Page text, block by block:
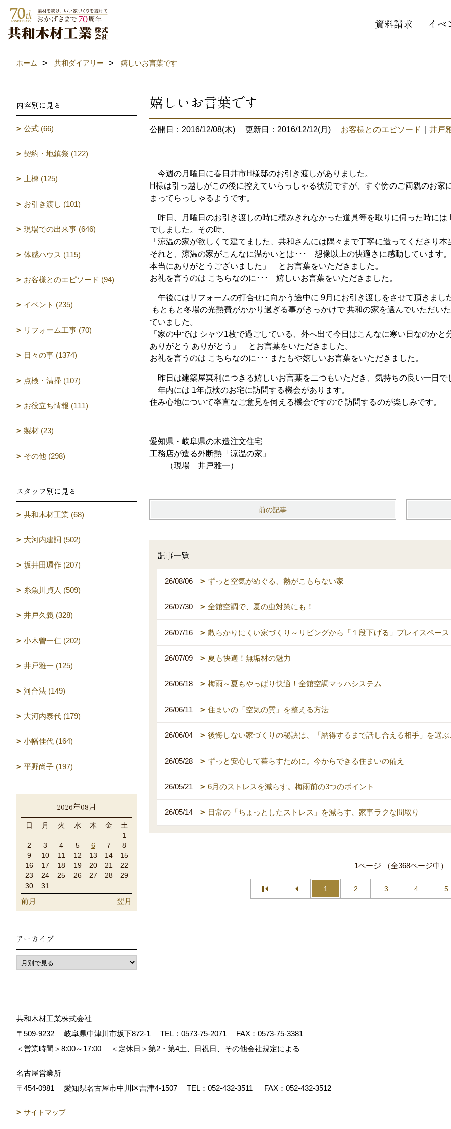
資料請求 イベ
ホーム 共和ダイアリー 嬉しいお言葉です
嬉しいお言葉です
公開日：2016/12/08(木) 更新日：2016/12/12(月) お客様とのエピソード 井戸
今週の月曜日に春日井市H様邸のお引き渡しがありました。
H様は引っ越しがこの後に控えていらっしゃる状況ですが、すぐ傍のご両親のお
まってらっしゃるようです。
昨日、月曜日のお引き渡しの時に積みきれなかった道具等を取りに伺った時に
でしました。その時、
「涼温の家が欲しくて建てました、共和さんには隅々まで丁寧に造ってくださり
それと、涼温の家がこんなに温かいとは･･･ 想像以上の快適さに感動しています。
本当にありがとうございました」 とお言葉をいただきました。
お礼を言うのは こちらなのに･･･ 嬉しいお言葉をいただきました。
午後にはリフォームの打合せに向かう途中に 9月にお引き渡しをさせて頂きまし
もともと冬場の光熱費がかかり過ぎる事がきっかけで 共和の家を選んでいただい
ていました。
「家の中では シャツ1枚で過ごしている、外へ出て今日はこんなに寒い日なの
ありがとう ありがとう」 とお言葉をいただきました。
お礼を言うのは こちらなのに･･･ またもや嬉しいお言葉をいただきました。
昨日は建築屋冥利につきる嬉しいお言葉を二つもいただき、気持ちの良い一日で
年内には 1年点検のお宅に訪問する機会があります。
住み心地について率直なご意見を伺える機会ですので 訪問するのが楽しみです。
愛知県・岐阜県の木造注文住宅
工務店が造る外断熱「涼温の家」
（現場 井戸雅一）
前の記事
記事一覧
26/08/06 ずっと空気がめぐる、熱がこもらない家
26/07/30 全館空調で、夏の虫対策にも！
26/07/16 散らかりにくい家づくり～リビングから「１段下げる」プレイスペース
26/07/09 夏も快適！無垢材の魅力
26/06/18 梅雨～夏もやっぱり快適！全館空調マッハシステム
26/06/11 住まいの「空気の質」を整える方法
26/06/04 後悔しない家づくりの秘訣は、「納得するまで話し合える相手」を選
26/05/28 ずっと安心して暮らすために。今からできる住まいの備え
26/05/21 6月のストレスを減らす。梅雨前の3つのポイント
26/05/14 日常の「ちょっとしたストレス」を減らす、家事ラクな間取り
1ページ （全368ページ中）
1 2 3 4 5
内容別に見る
公式 (66)
契約・地鎮祭 (122)
上棟 (125)
お引き渡し (101)
現場での出来事 (646)
体感ハウス (115)
お客様とのエピソード (94)
イベント (235)
リフォーム工事 (70)
日々の事 (1374)
点検・清掃 (107)
お役立ち情報 (111)
製材 (23)
その他 (298)
スタッフ別に見る
共和木材工業 (68)
大河内建詞 (502)
坂井田環作 (207)
糸魚川貞人 (509)
井戸久義 (328)
小木曽一仁 (202)
井戸雅一 (125)
河合法 (149)
大河内泰代 (179)
小幡佳代 (164)
平野尚子 (197)
2026年08月
日 月 火 水 木 金
土
1
2
3 4 5 6 7
8
9
10 11 12 13 14
15
16
17 18 19 20 21
22
23
24 25 26 27 28
29
30
31
前月 翌月
アーカイブ
共和木材工業株式会社
〒509-9232
岐阜県中津川市坂下872‐1 TEL： 0573-75-2071
FAX：0573-75-3381
＜営業時間＞8:00～17:00
＜定休日＞第2・第4土、日祝日、その他会社規定による
名古屋営業所
〒454-0981
愛知県名古屋市中川区吉津4-1507 TEL： 052-432-3511 FAX：052-432-3512
サイトマップ